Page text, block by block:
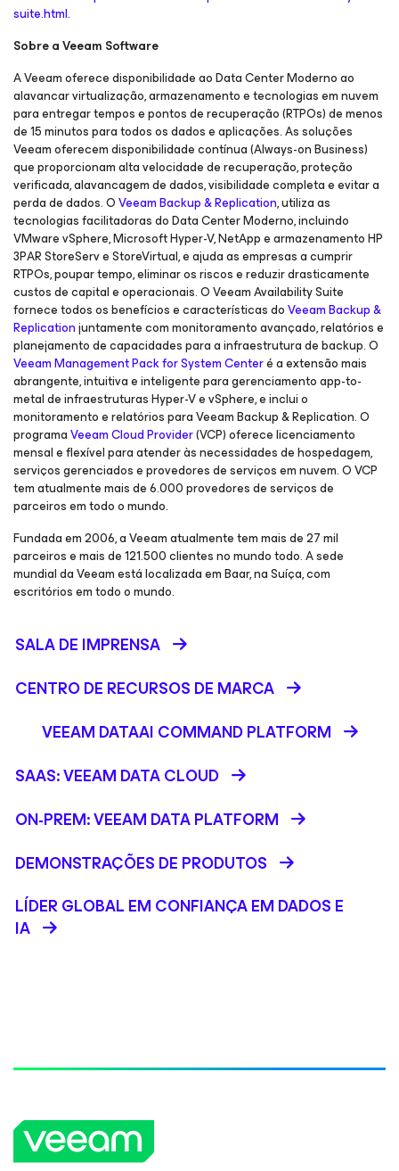
suite.html.
Sobre a Veeam Software
A Veeam oferece disponibilidade ao Data Center Moderno ao
alavancar virtualização, armazenamento e tecnologias em nuvem
para entregar tempos e pontos de recuperação (RTPOs) de menos
de 15 minutos para todos os dados e aplicações. As soluções
Veeam oferecem disponibilidade contínua (Always-on Business)
que proporcionam alta velocidade de recuperação, proteção
verificada, alavancagem de dados, visibilidade completa e evitar a
perda de dados. OVeeam Backup & Replication, utiliza as
tecnologias facilitadoras do Data Center Moderno, incluindo
VMware vSphere, Microsoft Hyper-V, NetApp e armazenamento HP
3PAR StoreServ e StoreVirtual, e ajuda as empresas a cumprir
RTPOs, poupar tempo, eliminar os riscos e reduzir drasticamente
custos de capital e operacionais. O Veeam Availability Suite
fornece todos os benefícios e características doVeeam Backup &
Replicationjuntamente com monitoramento avançado, relatórios e
planejamento de capacidades para a infraestrutura de backup. O
Veeam Management Pack for System Centeré a extensão mais
abrangente, intuitiva e inteligente para gerenciamento app-to-
metal de infraestruturas Hyper-V e vSphere, e inclui o
monitoramento e relatórios para Veeam Backup & Replication. O
programaVeeam Cloud Provider(VCP) oferece licenciamento
mensal e flexível para atender às necessidades de hospedagem,
serviços gerenciados e provedores de serviços em nuvem. O VCP
tem atualmente mais de 6.000 provedores de serviços de
parceiros em todo o mundo.
Fundada em 2006, a Veeam atualmente tem mais de 27 mil
parceiros e mais de 121.500 clientes no mundo todo. A sede
mundial da Veeam está localizada em Baar, na Suíça, com
escritórios em todo o mundo.
SALA DE IMPRENSA
CENTRO DE RECURSOS DE MARCA
VEEAM DATAAI COMMAND PLATFORM
SAAS: VEEAM DATA CLOUD
ON-PREM: VEEAM DATA PLATFORM
DEMONSTRAÇÕES DE PRODUTOS
LÍDER GLOBAL EM CONFIANÇA EM DADOS E
IA